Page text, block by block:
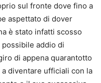
sul fronte dove fino a
aspettato di dover
è stato infatti scosso
addio di
di appena quarantotto
diventare ufficiali con la